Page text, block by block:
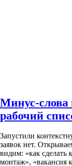
Минус-
рабочий
Запустили
заявок нет.
видим: «как сделать
монтаж», «вакансия